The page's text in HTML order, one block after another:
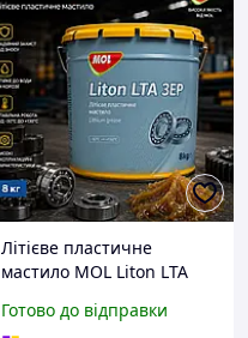
Літієве пластичне
мастило MOL Liton LTA
високотемпературне EP-
Готово до відправки